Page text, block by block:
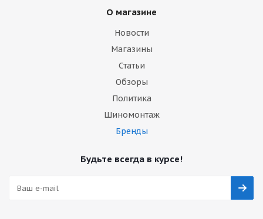
О магазине
Новости
Магазины
Статьи
Обзоры
Политика
Шиномонтаж
Бренды
Будьте всегда в курсе!